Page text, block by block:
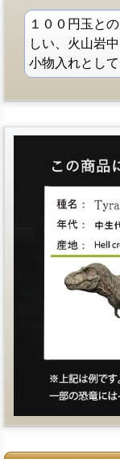
１００円玉と
しい、火山岩
小物入れとして